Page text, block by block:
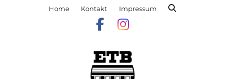
Home Kontakt Impressum